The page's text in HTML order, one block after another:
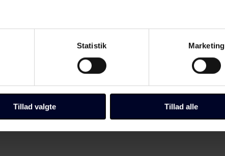
Statistik Marketing
Tillad valgte Tillad alle